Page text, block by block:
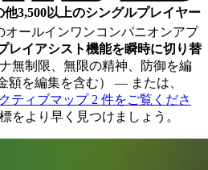
他3,500以上のシングルプレイヤー
オールインワンコンパニオンアプ
レイアシスト機能を瞬時に切り替
無制限、無限の精神、防御を編
額を編集を含む） — または、
ティブマップ 2 件をご覧くださ
をより早く見つけましょう。